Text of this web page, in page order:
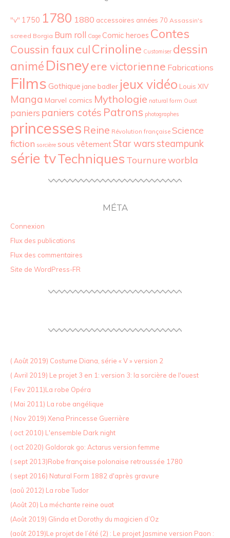
"v" 1750 1780 1880 accessoires années 70 Assassin's
screed Borgia Bum roll Cage Comic heroes Contes
Coussin faux culCrinoline Customiser dessin
animé Disneyere victorienne Fabrications
Films Gothique jane badler jeux vidéo Louis XIV
Manga Marvel comics Mythologie natural form Ouat
paniers paniers cotés Patrons photographes
princesses Reine Révolution française Science
fiction sorcière sous vêtement Star wars steampunk
série tvTechniques Tournureworbla
MÉTA
Connexion
Flux des publications
Flux des commentaires
Site de WordPress-FR
( Août 2019) Costume Diana, série « V » version 2
( Avril 2019) Le projet 3 en 1: version 3: la sorcière de l'ouest
( Fev 2011)La robe Opéra
( Mai 2011) La robe angélique
( Nov 2019) Xena Princesse Guerrière
( oct 2010) L'ensemble Dark night
( oct 2020) Goldorak go: Actarus version femme
( sept 2013)Robe française polonaise retroussée 1780
( sept 2016) Natural Form 1882 d'après gravure
(aoû 2012) La robe Tudor
(Août 20) La méchante reine ouat
(Août 2019) Glinda et Dorothy du magicien d’Oz
(août 2019)Le projet de l’été (2) : Le projet Jasmine version Paon :